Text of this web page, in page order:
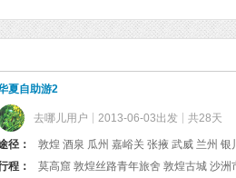
夏自助游2
去哪儿用户 2013-06-03出发 共28天
径：
敦煌 酒泉 瓜州 嘉峪关 张掖 武威 兰州 银
程：